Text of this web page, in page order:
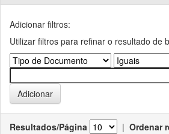
Adicionar filtros:
Utilizar filtros para refinar o resultado de
Resultados/Página | Ordenar